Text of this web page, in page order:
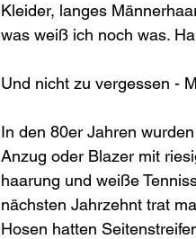
Kleider, langes
was weiß ich noch was.
Und nicht zu vergessen -
In den 80er Jahren
Anzug oder Blazer mit
haarung und weiße
nächsten Jahrzehnt trat
Hosen hatten